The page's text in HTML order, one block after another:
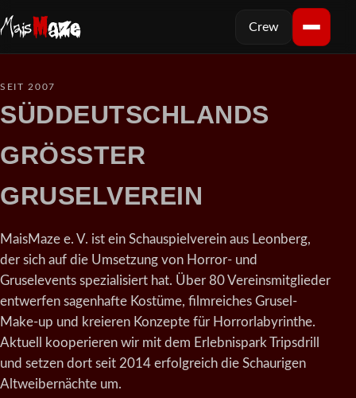
Crew
SEIT 2007
SÜDDEUTSCHLANDS
GRÖSSTER
GRUSELVEREIN
MaisMaze e. V. ist ein Schauspielverein aus Leonberg,
der sich auf die Umsetzung von Horror- und
Gruselevents spezialisiert hat. Über 80 Vereinsmitglieder
entwerfen sagenhafte Kostüme, filmreiches Grusel-
Make-up und kreieren Konzepte für Horrorlabyrinthe.
Aktuell kooperieren wir mit dem Erlebnispark Tripsdrill
und setzen dort seit 2014 erfolgreich die Schaurigen
Altweibernächte um.